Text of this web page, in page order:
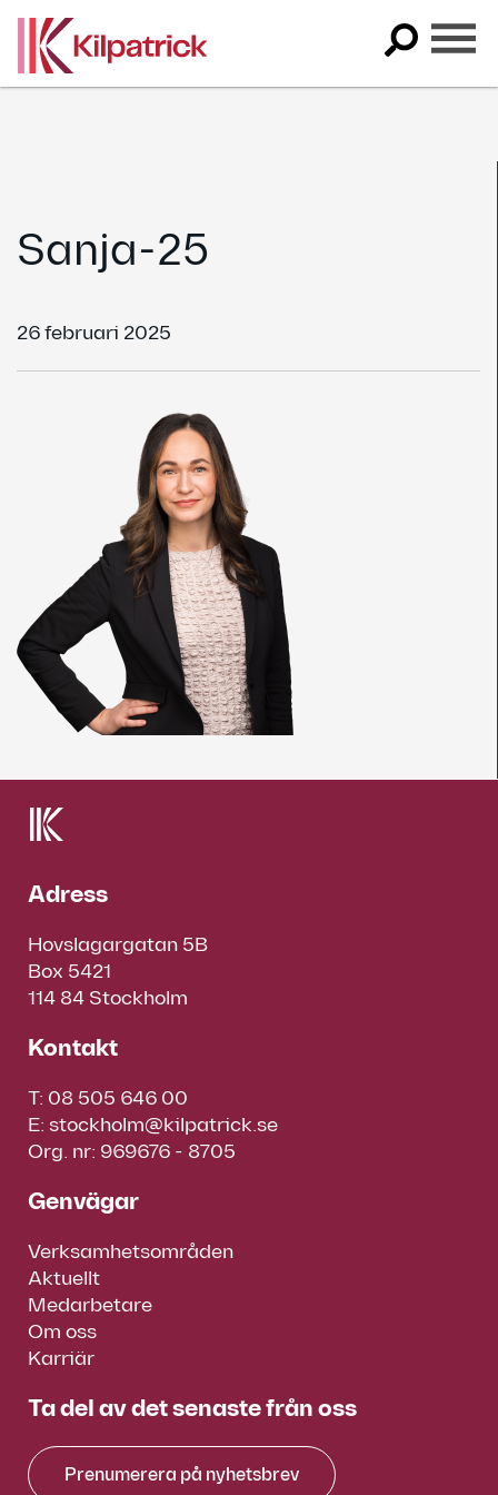
content
Sanja-25
26 februari 2025
Adress
Hovslagargatan 5B
Box 5421
114 84 Stockholm
Kontakt
T: 08 505 646 00
E: stockholm@kilpatrick.se
Org. nr: 969676 - 8705
Genvägar
Verksamhetsområden
Aktuellt
Medarbetare
Om oss
Karriär
Ta del av det senaste från oss
Prenumerera på nyhetsbrev